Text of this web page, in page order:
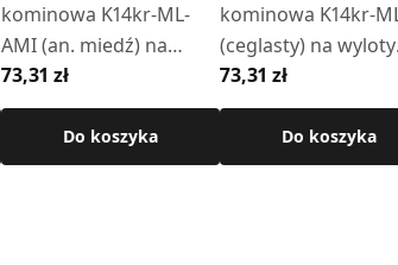
kominowa K14kr-ML-
AMI (an. miedź) na
wyloty boczne z ramką
73,31 zł
Do koszyka
kominowa K14kr-
(ceglasty) na wyloty
boczne z ramką
73,31 zł
Do koszyka